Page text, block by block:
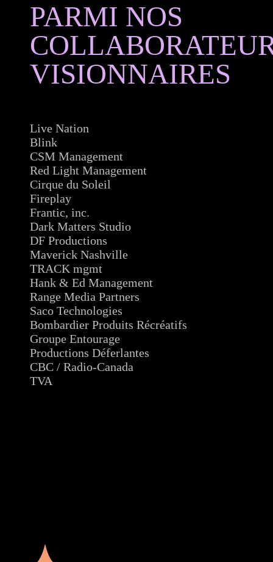
PARMI NOS
VISIONNAIRES
Live Nation
Blink
CSM Management
Red Light Management
Cirque du Soleil
Fireplay
Frantic, inc.
Dark Matters Studio
DF Productions
Maverick Nashville
TRACK mgmt
Hank & Ed Management
Range Media Partners
Saco Technologies
Bombardier Produits Récréatifs
Groupe Entourage
Productions Déferlantes
CBC / Radio-Canada
TVA